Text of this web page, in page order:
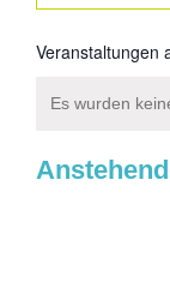
Veranstaltungen
Hinweis
Es wurden